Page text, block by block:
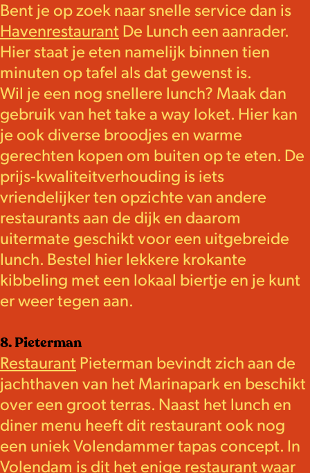
Bent je op zoek naar snelle service dan is
Havenrestaurant De Lunch een aanrader.
Hier staat je eten namelijk binnen tien
minuten op tafel als dat gewenst is.
Wil je een nog snellere lunch? Maak dan
gebruik van het take a way loket. Hier kan
je ook diverse broodjes en warme
gerechten kopen om buiten op te eten. De
prijs-kwaliteitverhouding is iets
vriendelijker ten opzichte van andere
restaurants aan de dijk en daarom
uitermate geschikt voor een uitgebreide
lunch. Bestel hier lekkere krokante
kibbeling met een lokaal biertje en je kunt
er weer tegen aan.
8. Pieterman
Restaurant Pieterman bevindt zich aan de
jachthaven van het Marinapark en beschikt
over een groot terras. Naast het lunch en
diner menu heeft dit restaurant ook nog
een uniek Volendammer tapas concept. In
Volendam is dit het enige restaurant waar